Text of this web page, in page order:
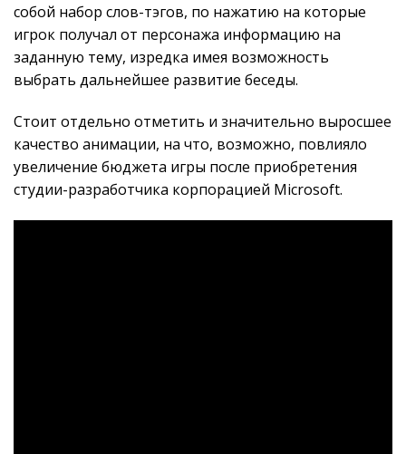
собой набор слов-тэгов, по нажатию на которые
игрок получал от персонажа информацию на
заданную тему, изредка имея возможность
выбрать дальнейшее развитие беседы.
Стоит отдельно отметить и значительно выросшее
качество анимации, на что, возможно, повлияло
увеличение бюджета игры после приобретения
студии-разработчика корпорацией Microsoft.